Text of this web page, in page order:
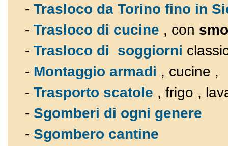
- Trasloco da Torino fino in
- Trasloco di cucine , con
- Trasloco di soggiorni
- Montaggio armadi , cucine ,
- Trasporto scatole , frigo ,
- Sgomberi di ogni genere
- Sgombero cantine